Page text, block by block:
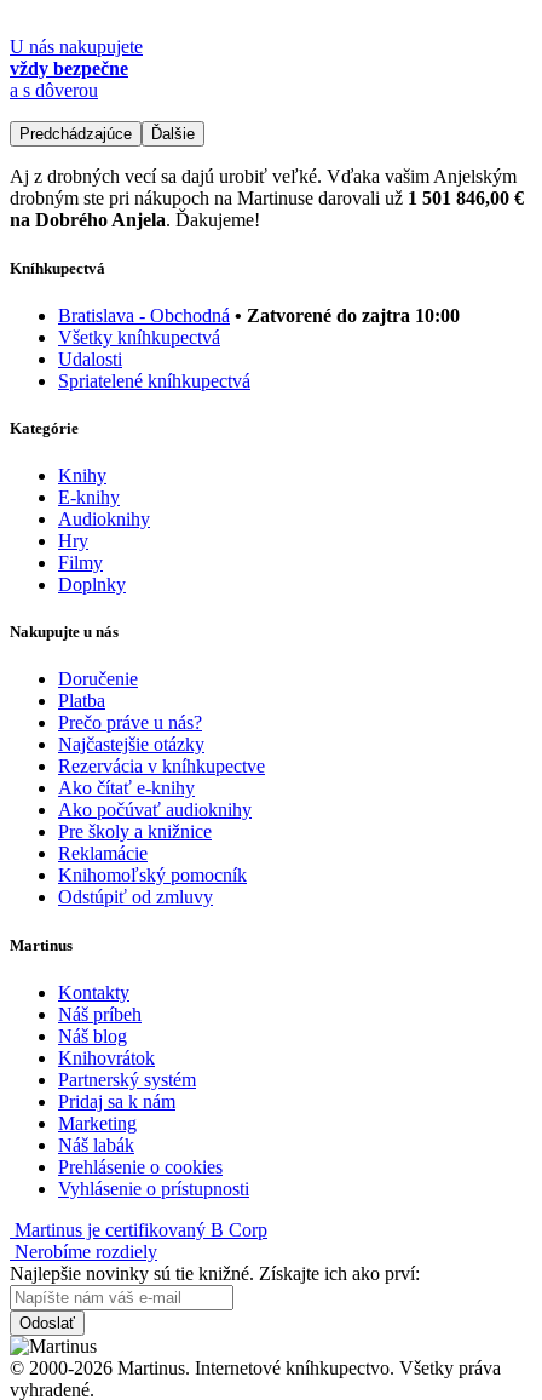
U nás nakupujete
vždy bezpečne
a s dôverou
Predchádzajúce Ďalšie
Aj z drobných vecí sa dajú urobiť veľké. Vďaka vašim Anjelským
drobným ste pri nákupoch na Martinuse darovali už 1 501 846,00 €
na Dobrého Anjela. Ďakujeme!
Kníhkupectvá
Bratislava - Obchodná • Zatvorené do zajtra 10:00
Všetky kníhkupectvá
Udalosti
Spriatelené kníhkupectvá
Kategórie
Knihy
E-knihy
Audioknihy
Hry
Filmy
Doplnky
Nakupujte u nás
Doručenie
Platba
Prečo práve u nás?
Najčastejšie otázky
Rezervácia v kníhkupectve
Ako čítať e-knihy
Ako počúvať audioknihy
Pre školy a knižnice
Reklamácie
Knihomoľský pomocník
Odstúpiť od zmluvy
Martinus
Kontakty
Náš príbeh
Náš blog
Knihovrátok
Partnerský systém
Pridaj sa k nám
Marketing
Náš labák
Prehlásenie o cookies
Vyhlásenie o prístupnosti
Martinus je certifikovaný B Corp
Nerobíme rozdiely
Najlepšie novinky sú tie knižné. Získajte ich ako prví:
Odoslať
© 2000-2026 Martinus. Internetové kníhkupectvo. Všetky práva
vyhradené.